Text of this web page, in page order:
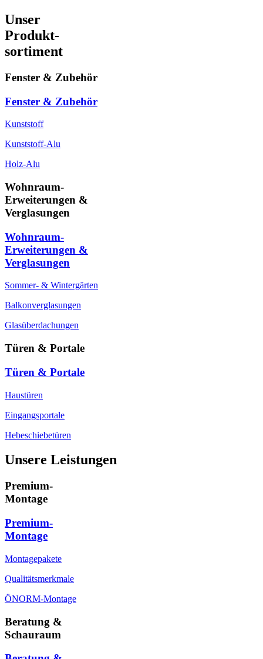
Unser
Produkt-
sortiment
Fenster & Zubehör
Fenster & Zubehör
Kunststoff
Kunststoff-Alu
Holz-Alu
Wohnraum-
Erweiterungen &
Verglasungen
Wohnraum-
Erweiterungen &
Verglasungen
Sommer- & Wintergärten
Balkonverglasungen
Glasüberdachungen
Türen & Portale
Türen & Portale
Haustüren
Eingangsportale
Hebeschiebetüren
Unsere Leistungen
Premium-
Montage
Premium-
Montage
Montagepakete
Qualitätsmerkmale
ÖNORM-Montage
Beratung &
Schauraum